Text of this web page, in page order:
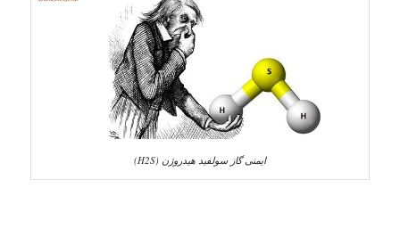
ایمنی گاز سولفید هیدروژن (H2S)